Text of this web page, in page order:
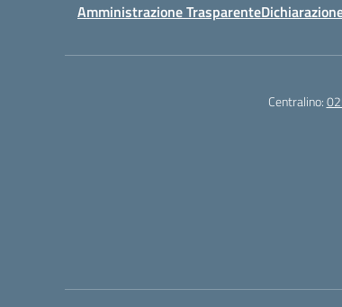
Amministrazione Trasparente
Centralino: